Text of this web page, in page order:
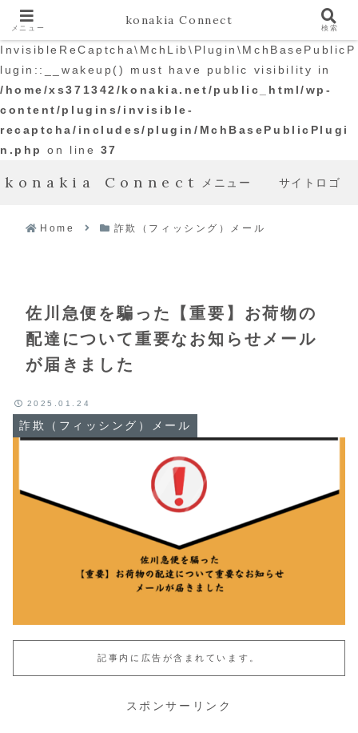
Warning
InvisibleReCaptcha\MchLib\Plugin\MchBasePublicP
lugin::__wakeup() must have public visibility in
/home/xs371342/konakia.net/public_html/wp-
content/plugins/invisible-
recaptcha/includes/plugin/MchBasePublicPlugi
n.php
on line 37
konakia Connect メニュー サイトロゴ
Home 詐欺（フィッシング）メール
佐川急便を騙った【重要】お荷物の
配達について重要なお知らせメール
が届きました
詐欺（フィッシング）メール
2025.01.24
記事内に広告が含まれています。
スポンサーリンク
メニュー konakia Connect 検索